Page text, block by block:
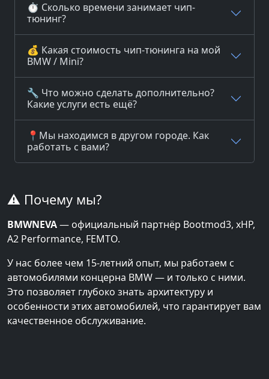
⏱️ Сколько времени занимает чип-
тюнинг?
💰 Какая стоимость чип-тюнинга на мой
BMW / Mini?
🔧 Что можно сделать дополнительно?
Какие услуги есть ещё?
📍Мы находимся в другом городе. Как
работать с вами?
⚠️ Почему мы?
BMWNEVA— официальный партнёр Bootmod3, xHP,
A2 Performance, FEMTO.
У нас более чем 15-летний опыт, мы работаем с
автомобилями концерна BMW — и только с ними.
Это позволяет глубоко знать архитектуру и
особенности этих автомобилей, что гарантирует вам
качественное обслуживание.